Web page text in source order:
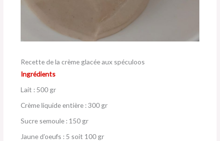
Recette de la crème glacée aux spéculoos
Ingrédients
Lait : 500 gr
Crème liquide entière : 300 gr
Sucre semoule : 150 gr
Jaune d’oeufs : 5 soit 100 gr